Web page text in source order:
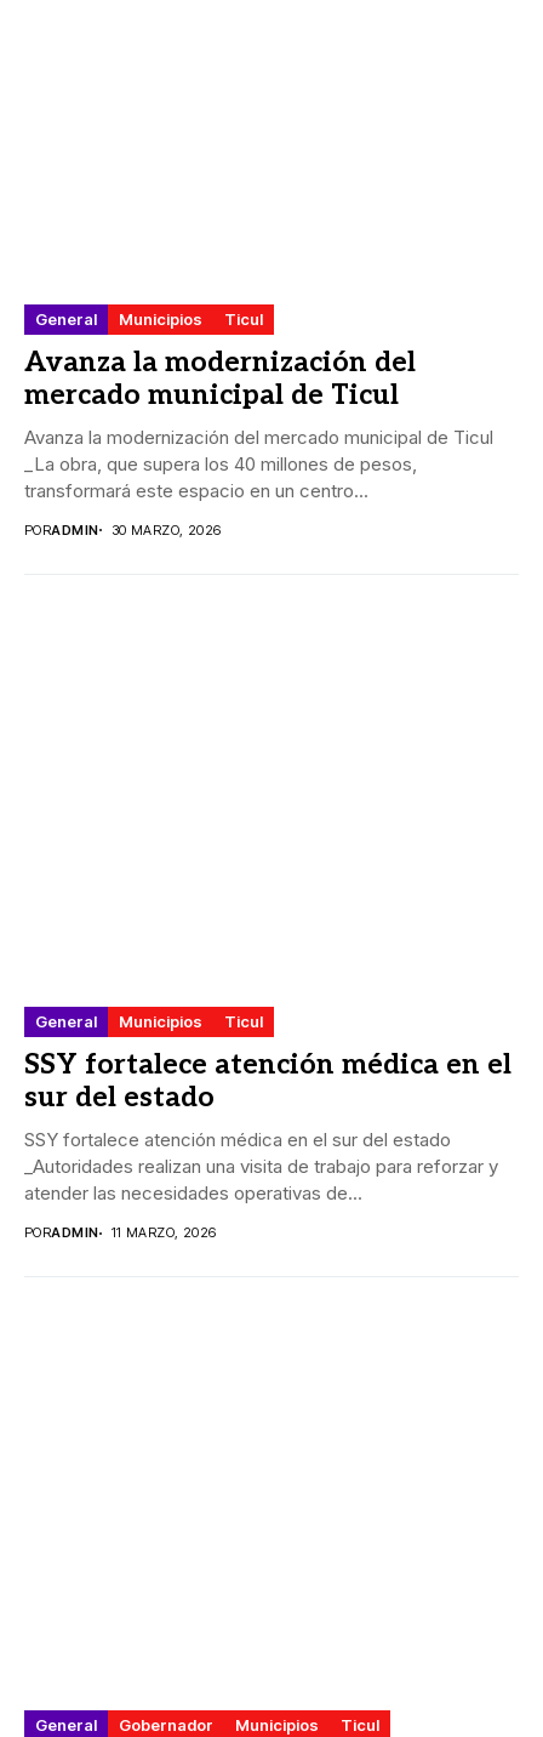
General Municipios Ticul
Avanza la modernización del
mercado municipal de Ticul
Avanza la modernización del mercado municipal de Ticul
_La obra, que supera los 40 millones de pesos,
transformará este espacio en un centro...
PORADMIN 30 MARZO, 2026
General Municipios Ticul
SSY fortalece atención médica en el
sur del estado
SSY fortalece atención médica en el sur del estado
_Autoridades realizan una visita de trabajo para reforzar y
atender las necesidades operativas de...
PORADMIN 11 MARZO, 2026
General Gobernador Municipios Ticul